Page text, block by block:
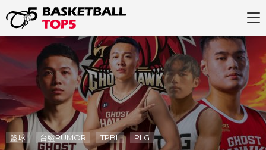
籃球 台籃RUMOR TPBL PLG